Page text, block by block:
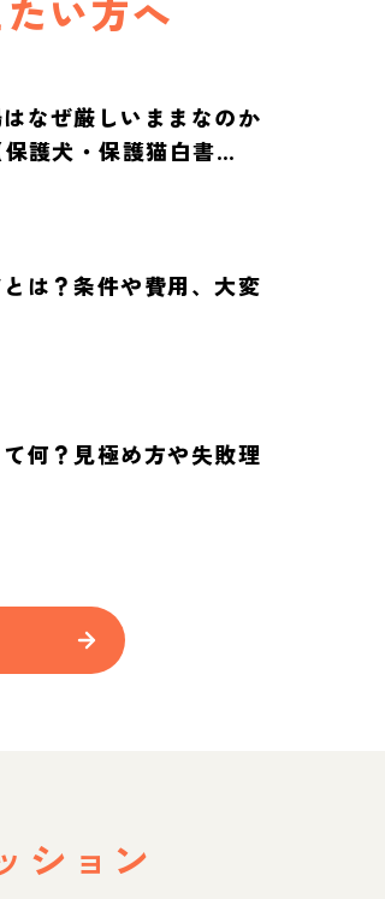
い方へ
なぜ厳しいままなのか
護犬・保護猫白書
は？条件や費用、大変
何？見極め方や失敗理
ション